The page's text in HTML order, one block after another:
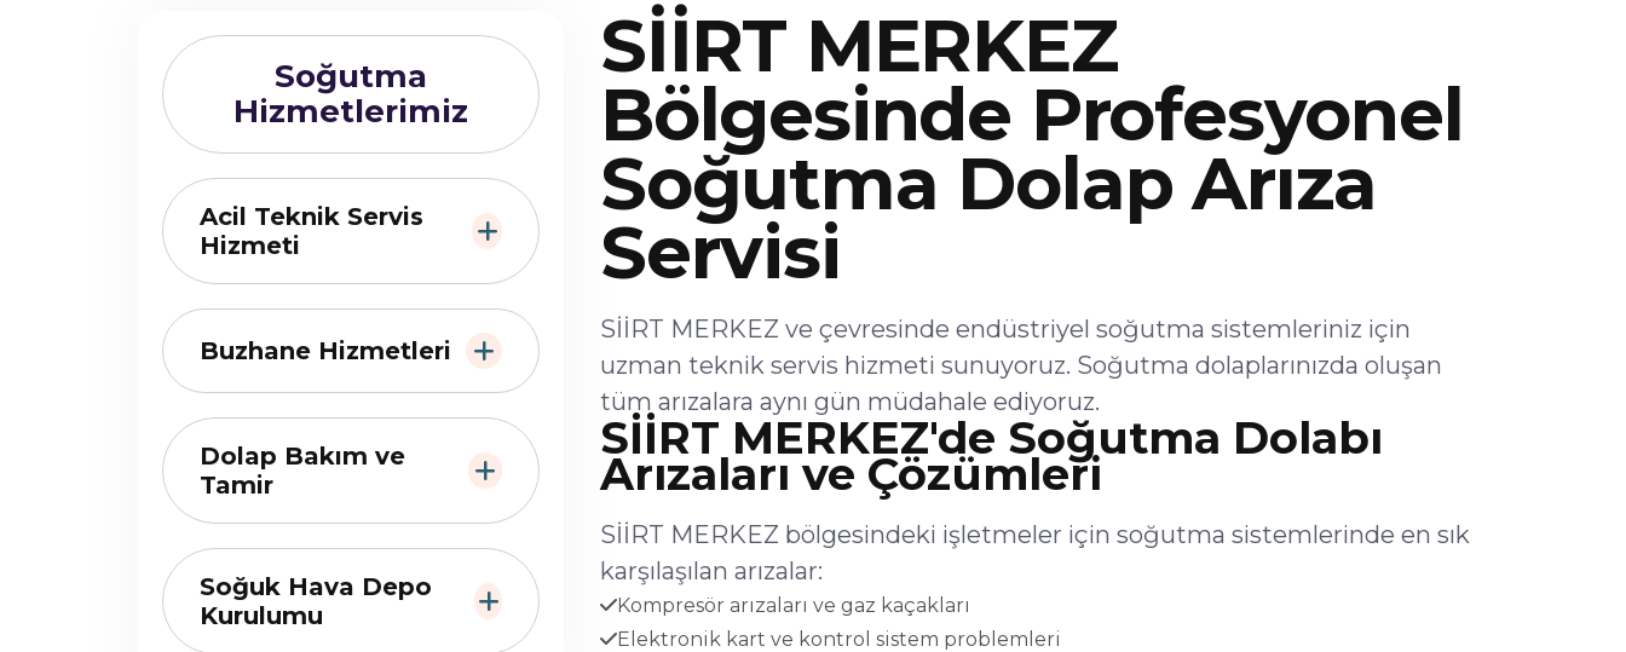
Soğutma
Hizmetlerimiz
Acil Teknik Servis
Hizmeti
Buzhane Hizmetleri
Dolap Bakım ve
Tamir
Soğuk Hava Depo
Kurulumu
SİİRT MERKEZ
Bölgesinde Profesyonel
Soğutma Dolap Arıza
Servisi
SİİRT MERKEZ ve çevresinde endüstriyel soğutma sistemleriniz için
uzman teknik servis hizmeti sunuyoruz. Soğutma dolaplarınızda oluşan
tüm arızalara aynı gün müdahale ediyoruz.
SİİRT MERKEZ'de Soğutma Dolabı
Arızaları ve Çözümleri
SİİRT MERKEZ bölgesindeki işletmeler için soğutma sistemlerinde en sık
karşılaşılan arızalar:
Kompresör arızaları ve gaz kaçakları
Elektronik kart ve kontrol sistem problemleri